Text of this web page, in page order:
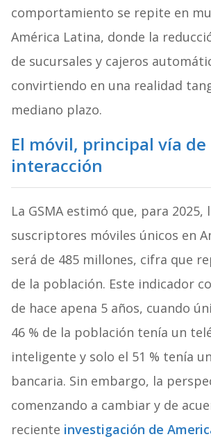
comportamiento se repite en
América Latina, donde la
de sucursales y cajeros
convirtiendo en una realidad
mediano plazo.
El móvil, principal vía de
interacción
La GSMA estimó que, para 2025,
suscriptores móviles únicos en
será de 485 millones, cifra que
de la población. Este indicador
de hace apena 5 años, cuando
46 % de la población tenía un
inteligente y solo el 51 % tenía
bancaria. Sin embargo, la
comenzando a cambiar y de
reciente investigación de